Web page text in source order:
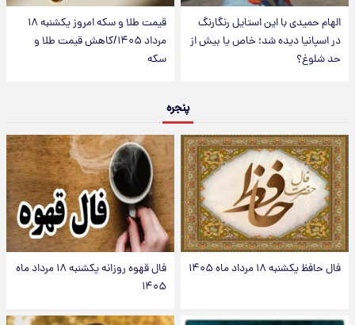
الهام حمیدی با این استایل رنگارنگ
در اسپانیا دیده شد؛ خاص یا بیش از
حد شلوغ؟
قیمت طلا و سکه امروز یکشنبه ۱۸
مرداد ۱۴۰۵/کاهش قیمت طلا و
سکه
پنجره
فال حافظ یکشنبه ۱۸ مرداد ماه ۱۴۰۵
فال قهوه روزانه یکشنبه ۱۸ مرداد ماه
۱۴۰۵